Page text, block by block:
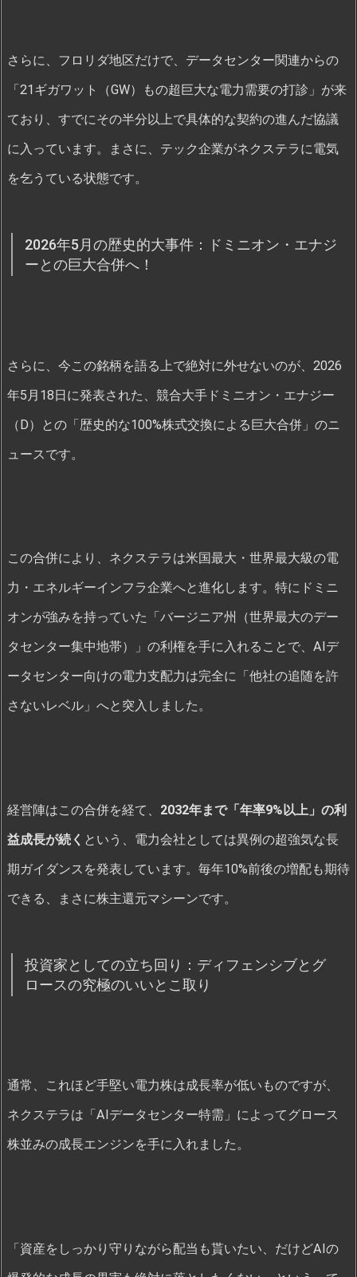
さらに、フロリダ地区だけで、データセンター関連からの
「21ギガワット（GW）もの超巨大な電力需要の打診」が来
ており、すでにその半分以上で具体的な契約の進んだ協議
に入っています。まさに、テック企業がネクステラに電気
を乞うている状態です。
2026年5月の歴史的大事件：ドミニオン・エナジ
ーとの巨大合併へ！
さらに、今この銘柄を語る上で絶対に外せないのが、2026
年5月18日に発表された、競合大手ドミニオン・エナジー
（D）との「歴史的な100%株式交換による巨大合併」のニ
ュースです。
この合併により、ネクステラは米国最大・世界最大級の電
力・エネルギーインフラ企業へと進化します。特にドミニ
オンが強みを持っていた「バージニア州（世界最大のデー
タセンター集中地帯）」の利権を手に入れることで、AIデ
ータセンター向けの電力支配力は完全に「他社の追随を許
さないレベル」へと突入しました。
経営陣はこの合併を経て、 2032年まで「年率9%以上」の利
益成長が続く という、電力会社としては異例の超強気な長
期ガイダンスを発表しています。毎年10%前後の増配も期待
できる、まさに株主還元マシーンです。
投資家としての立ち回り：ディフェンシブとグ
ロースの究極のいいとこ取り
通常、これほど手堅い電力株は成長率が低いものですが、
ネクステラは「AIデータセンター特需」によってグロース
株並みの成長エンジンを手に入れました。
「資産をしっかり守りながら配当も貰いたい、だけどAIの